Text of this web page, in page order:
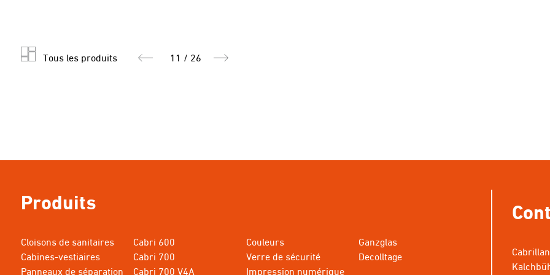
Tous les produits 11 / 26
Produits
Cloisons de sanitaires
Cabines-vestiaires
Panneaux de séparation
Cabri 600
Cabri 700
Cabri 700 V4A
Couleurs
Verre de sécurité
Impression numérique
Ganzglas
Decolltage